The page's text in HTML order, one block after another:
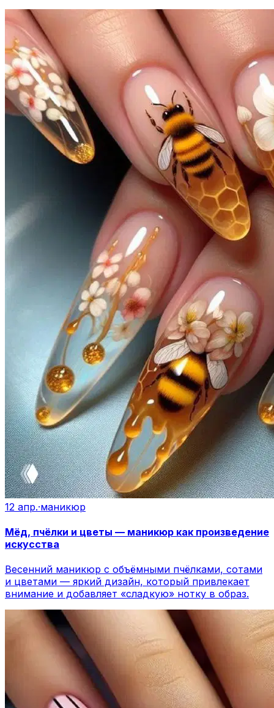
12 апр.·маникюр
Мёд, пчёлки и цветы — маникюр как произведение
искусства
Весенний маникюр с объёмными пчёлками, сотами
и цветами — яркий дизайн, который привлекает
внимание и добавляет «сладкую» нотку в образ.